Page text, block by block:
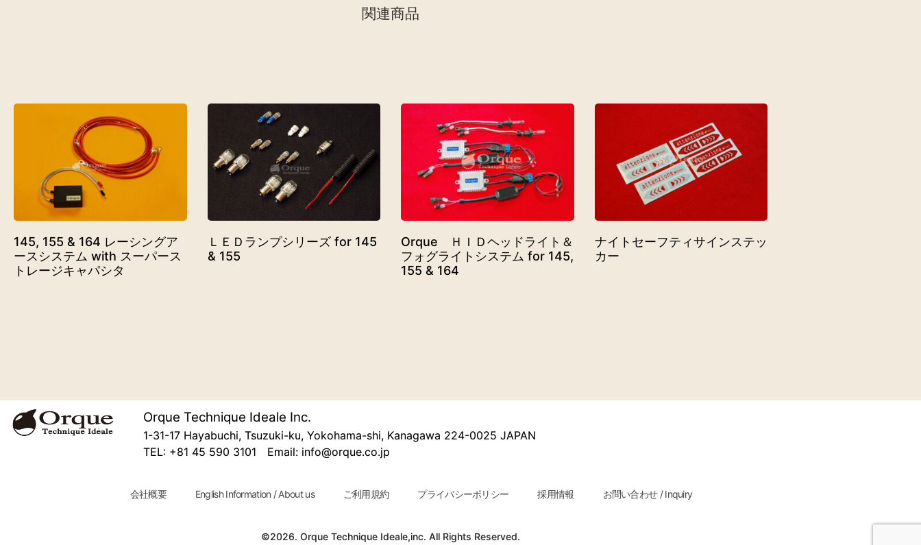
関連商品
145, 155 & 164 レーシングア
ースシステム with スーパース
トレージキャパシタ
ＬＥＤランプシリーズ for 145
& 155
Orque ＨＩＤヘッドライト＆
フォグライトシステム for 145,
155 & 164
ナイトセーフティサインステッ
カー
Orque Technique Ideale Inc.
1-31-17 Hayabuchi, Tsuzuki-ku, Yokohama-shi, Kanagawa 224-0025 JAPAN
TEL: +81 45 590 3101 Email: info@orque.co.jp
会社概要 English Information / About us ご利用規約 プライバシーポリシー 採用情報 お問い合わせ / Inquiry
©2026. Orque Technique Ideale,inc. All Rights Reserved.